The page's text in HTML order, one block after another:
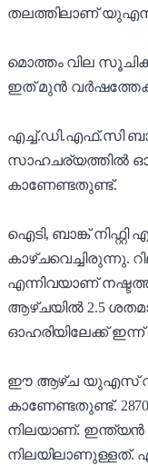
തലത്തിലാണ് യുഎസ്
മൊത്തം വില സൂചിക
ഇത് മുൻ
എച്ച്.ഡി.എഫ്.സി
സാഹചര്യത്തിൽ
കാണേണ്ടതുണ്ട്.
ഐടി, ബാങ്ക്
കാഴ്ചവെച്ചിരുന്നു.
എന്നിവയാണ്
ആഴ്ചയിൽ 2.5
ഓഹരിയിലേക്ക് ഇന്ന്
ഈ ആഴ്ച യുഎസ്
കാണേണ്ടതുണ്ട്.
നിലയാണ്. ഇന്ത്യൻ
നിലയിലാണുള്ളത്.